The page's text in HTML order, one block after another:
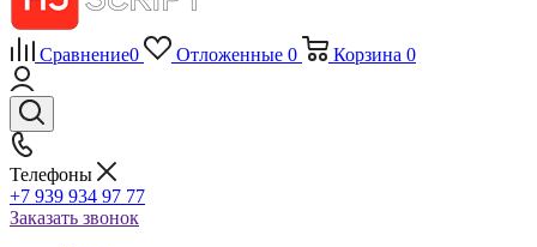
Сравнение0 Отложенные 0 Корзина 0
Телефоны
+7 939 934 97 77
Заказать звонок